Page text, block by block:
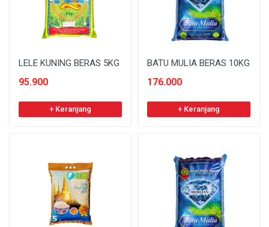
LELE KUNING BERAS 5KG
95.900
+ Keranjang
BATU MULIA BERAS 10KG
176.000
+ Keranjang